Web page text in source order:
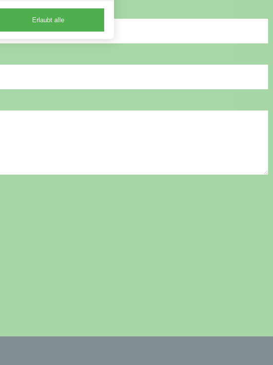
Erlaubt alle